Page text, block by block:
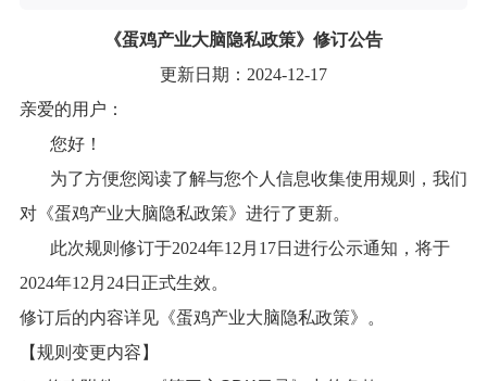
《蛋鸡产业大脑隐私政策》修订公告
更新日期：2024-12-17
亲爱的用户：
您好！
为了方便您阅读了解与您个人信息收集使用规则，我们
对《蛋鸡产业大脑隐私政策》进行了更新。
此次规则修订于2024年12月17日进行公示通知，将于
2024年12月24日正式生效。
修订后的内容详见《蛋鸡产业大脑隐私政策》。
【规则变更内容】